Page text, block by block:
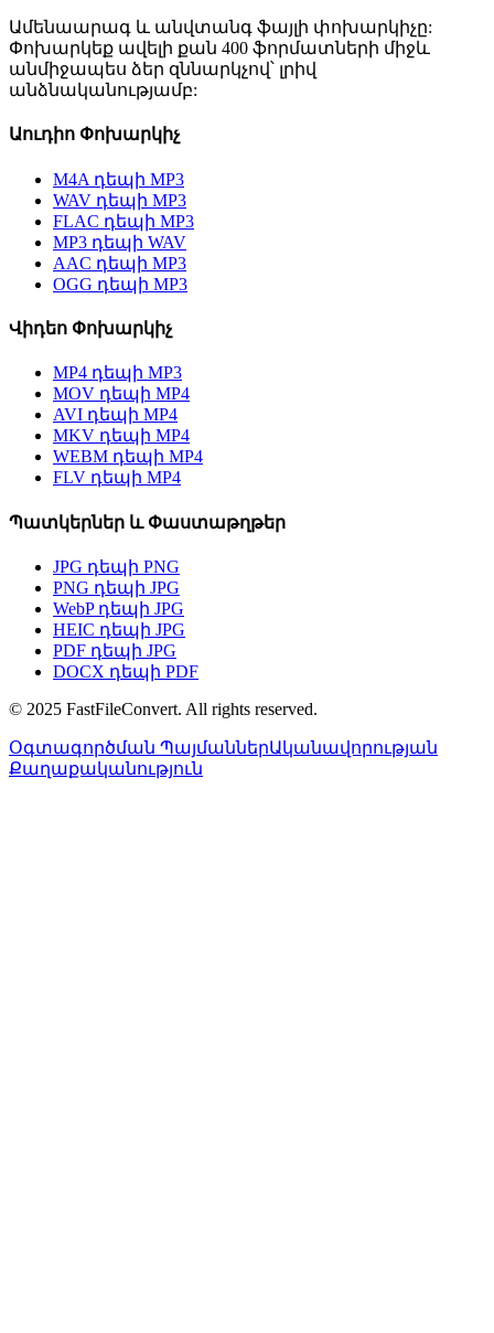
Ամենաարագ և անվտանգ ֆայլի փոխարկիչը:
Փոխարկեք ավելի քան 400 ֆորմատների միջև
անմիջապես ձեր զննարկչով՝ լրիվ
անձնականությամբ:
Աուդիո Փոխարկիչ
M4A դեպի MP3
WAV դեպի MP3
FLAC դեպի MP3
MP3 դեպի WAV
AAC դեպի MP3
OGG դեպի MP3
Վիդեո Փոխարկիչ
MP4 դեպի MP3
MOV դեպի MP4
AVI դեպի MP4
MKV դեպի MP4
WEBM դեպի MP4
FLV դեպի MP4
Պատկերներ և Փաստաթղթեր
JPG դեպի PNG
PNG դեպի JPG
WebP դեպի JPG
HEIC դեպի JPG
PDF դեպի JPG
DOCX դեպի PDF
© 2025 FastFileConvert. All rights reserved.
Օգտագործման ՊայմաններԱկանավորության
Քաղաքականություն